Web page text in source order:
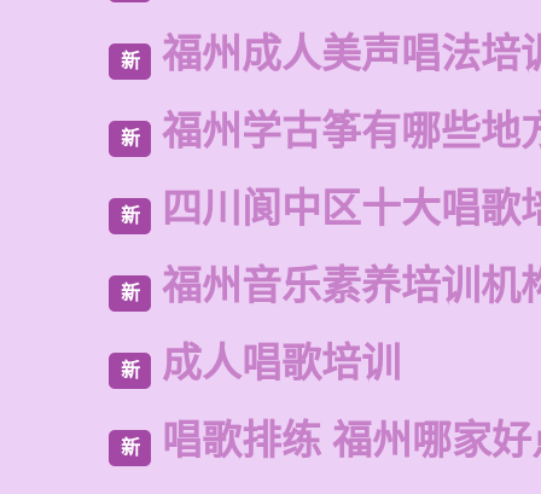
新 福州成人美声唱法培
新 福州学古筝有哪些地
新 四川阆中区十大唱歌
新 福州音乐素养培训机
新 成人唱歌培训
新 唱歌排练 福州哪家好